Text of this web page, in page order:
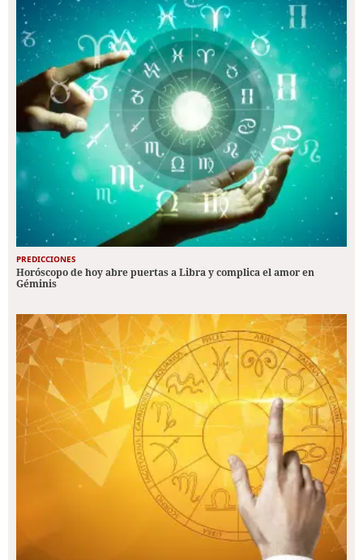
PREDICCIONES
Horóscopo de hoy abre puertas a Libra y complica el amor en
Géminis